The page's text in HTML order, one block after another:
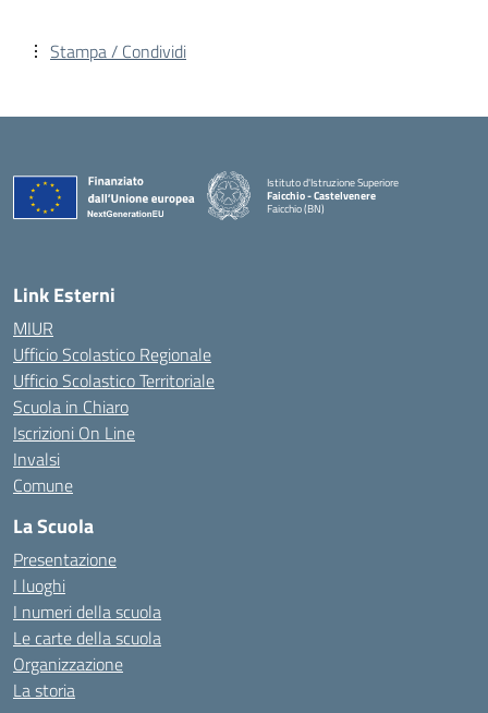
Stampa / Condividi
Istituto d'Istruzione Superiore
Faicchio - Castelvenere
Faicchio (BN)
Link Esterni
MIUR
Ufficio Scolastico Regionale
Ufficio Scolastico Territoriale
Scuola in Chiaro
Iscrizioni On Line
Invalsi
Comune
La Scuola
Presentazione
I luoghi
I numeri della scuola
Le carte della scuola
Organizzazione
La storia